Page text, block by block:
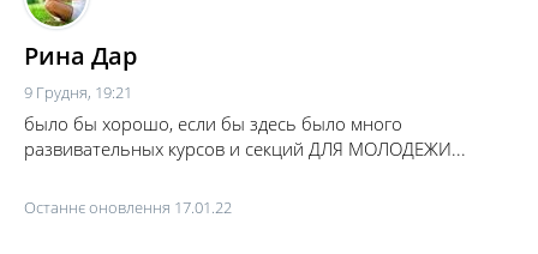
Рина Дар
9 Грудня, 19:21
было бы хорошо, если бы здесь было много
развивательных курсов и секций ДЛЯ МОЛОДЕЖИ...
Останнє оновлення 17.01.22